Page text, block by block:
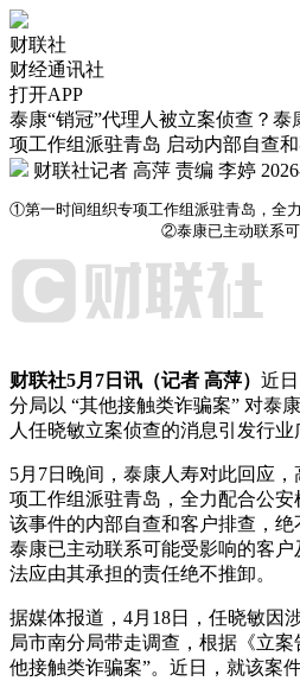
财联社
财经通讯社
打开APP
泰康“销冠”代理人被立案侦查？
项工作组派驻青岛 启动内部自查
财联社记者 高萍 责编 李婷
①第一时间组织专项工作组派驻青岛，全
②泰康已主动联系可
财联社5月7日讯（记者 高萍） 近
分局以 “其他接触类诈骗案” 对泰
人任晓敏立案侦查的消息引发行业
5月7日晚间，泰康人寿对此回应
项工作组派驻青岛，全力配合公
该事件的内部自查和客户排查，绝
泰康已主动联系可能受影响的客
法应由其承担的责任绝不推卸。
据媒体报道，4月18日，任晓敏因
局市南分局带走调查，根据《立
他接触类诈骗案”。近日，就该案